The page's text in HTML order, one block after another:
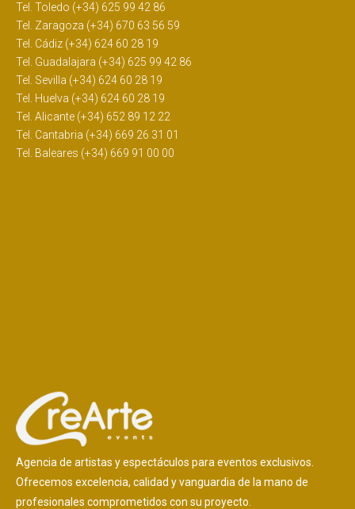
Tel. Toledo (+34) 625 99 42 86
Tel. Zaragoza (+34) 670 63 56 59
Tel. Cádiz (+34) 624 60 28 19
Tel. Guadalajara (+34) 625 99 42 86
Tel. Sevilla (+34) 624 60 28 19
Tel. Huelva (+34) 624 60 28 19
Tel. Alicante (+34) 652 89 12 22
Tel. Cantabria (+34) 669 26 31 01
Tel. Baleares (+34) 669 91 00 00
Agencia de artistas y espectáculos para eventos exclusivos.
Ofrecemos excelencia, calidad y vanguardia de la mano de
profesionales comprometidos con su proyecto.